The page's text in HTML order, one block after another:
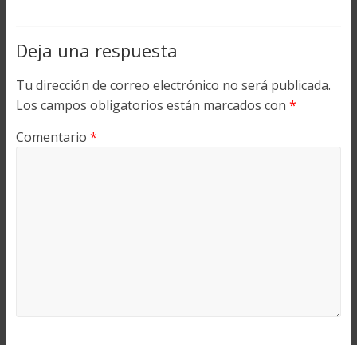
Deja una respuesta
Tu dirección de correo electrónico no será publicada.
Los campos obligatorios están marcados con *
Comentario *